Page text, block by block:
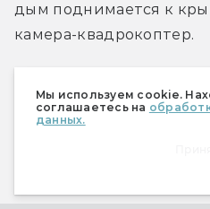
Мы используем cookie.
соглашаетесь на
данных.
дым поднимается к
камера-квадрокоптер.
Исполненный
Зайцев подводит итог.